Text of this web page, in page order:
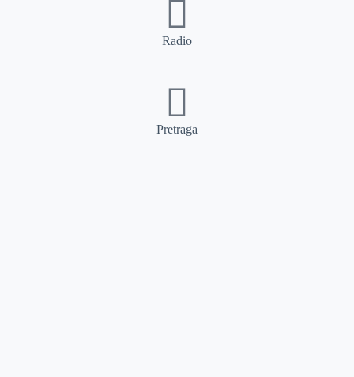
Radio
Pretraga